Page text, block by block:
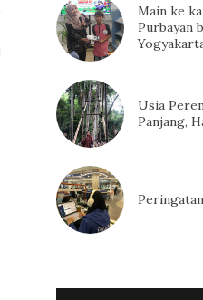
Main ke
Purbayan
Usia
Panjang,